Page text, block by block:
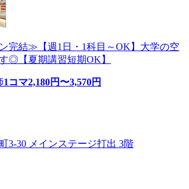
完結≫【週1日・1科目～OK】大学の空
◎【夏期講習短期OK】
1コマ2,180円〜3,570円
3-30 メインステージ打出 3階